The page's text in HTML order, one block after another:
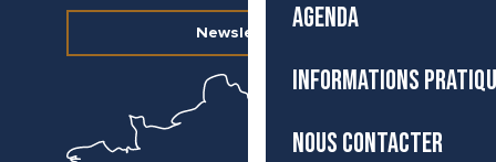
AGENDA
INFORMATIONS
NOUS CONTACTER
Newsletter